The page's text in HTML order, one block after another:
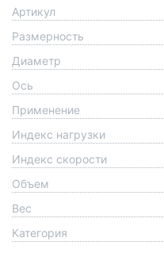
Артикул
Размерность
Диаметр
Ось
Применение
Индекс нагрузки
Индекс скорости
Объем
Вес
Категория